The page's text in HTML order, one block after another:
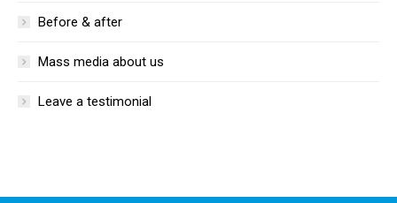
Before & after
Mass media about us
Leave a testimonial